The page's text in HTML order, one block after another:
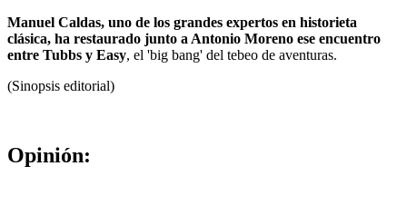
Manuel Caldas, uno de los grandes expertos en historieta
clásica, ha restaurado junto a Antonio Moreno ese encuentro
entre Tubbs y Easy, el 'big bang' del tebeo de aventuras.
(Sinopsis editorial)
Opinión: